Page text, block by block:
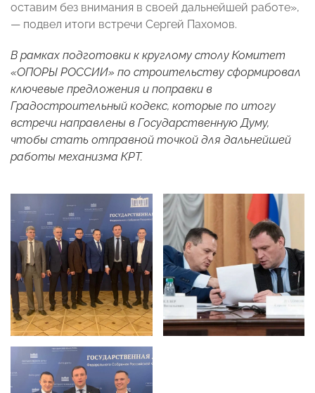
оставим без внимания в своей дальнейшей работе»,
— подвел итоги встречи Сергей Пахомов.
В рамках подготовки к круглому столу Комитет
«ОПОРЫ РОССИИ» по строительству сформировал
ключевые предложения и поправки в
Градостроительный кодекс, которые по итогу
встречи направлены в Государственную Думу,
чтобы стать отправной точкой для дальнейшей
работы механизма КРТ.